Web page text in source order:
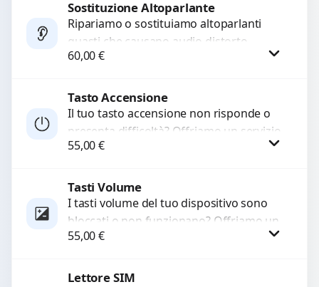
di... Procedi
Sostituzione Altoparlante
Ripariamo o sostituiamo altoparlanti
guasti che causano audio distorto,
basso o assente. Utilizziamo ricambi di
60,00€
Procedi
Tasto Accensione
Il tuo tasto accensione non risponde o
presenta difficoltà? Offriamo un servizio
professionale di riparazione o
55,00€
Tasti Volume
I tasti volume del tuo dispositivo sono
bloccati o non funzionano? Offriamo un
servizio di riparazione o sostituzione
55,00€
Lettore SIM